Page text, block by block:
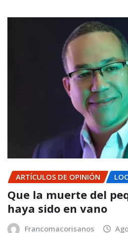
ARTÍCULOS DE OPINIÓN
Que la muerte del
haya sido en vano
Francomacorisanos